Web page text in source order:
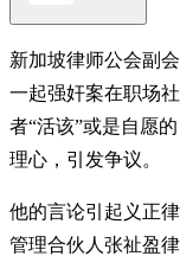
新加坡律师公会副
一起强奸案在职场
者“活该”或是自愿
理心，引发争议。
他的言论引起义正
管理合伙人张祉盈